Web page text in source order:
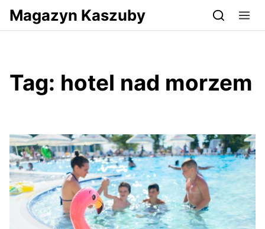
Przejdź do serwisu magazynkaszuby.pl
Magazyn Kaszuby
Tag: hotel nad morzem